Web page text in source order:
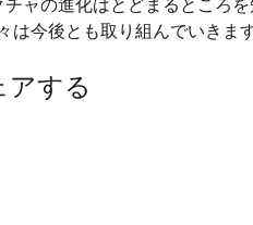
ャの進化はとどまるところ
は今後とも取り組んでいきま
アする